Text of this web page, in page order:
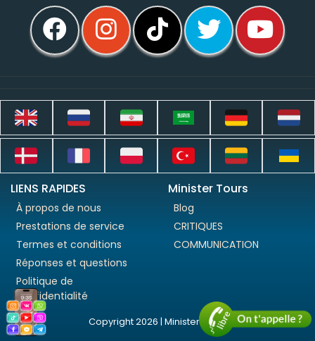
LIENS RAPIDES
À propos de nous
Prestations de service
Termes et conditions
Réponses et questions
Politique de
confidentialité
Minister Tours
Blog
CRITIQUES
COMMUNICATION
Copyright 2026 | Minister Tours